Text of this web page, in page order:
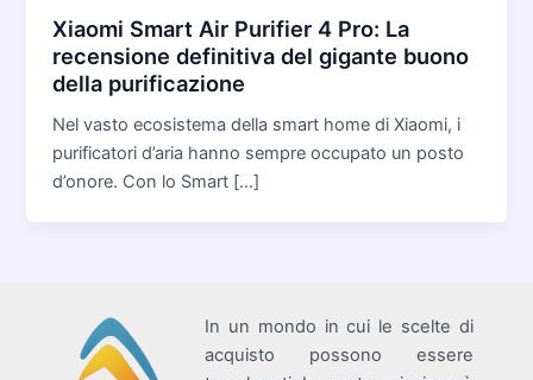
Xiaomi Smart Air Purifier 4 Pro: La
recensione definitiva del gigante buono
della purificazione
Nel vasto ecosistema della smart home di Xiaomi, i
purificatori d’aria hanno sempre occupato un posto
d’onore. Con lo Smart […]
In un mondo in cui le scelte di
acquisto possono essere